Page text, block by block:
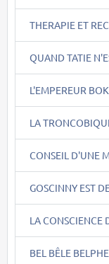
THERAPIE ET
QUAND TATIE
L'EMPEREUR
LA
CONSEIL D'UNE
GOSCINNY EST
LA CONSCIENCE
BEL BÊLE